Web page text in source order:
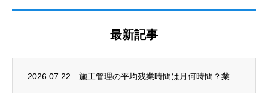
最新記事
2026.07.22